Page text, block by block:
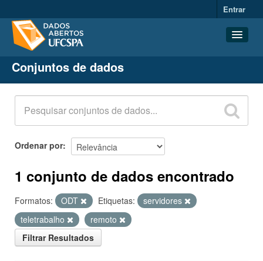
Entrar
Conjuntos de dados
Organizações
Grupos
Sobre
Conjuntos de dados
Ordenar por
1 conjunto de dados encontrado
Formatos: ODT Etiquetas:
servidores
teletrabalho
remoto
Filtrar Resultados